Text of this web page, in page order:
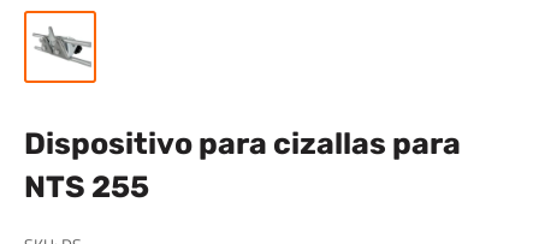
Dispositivo para cizallas para
NTS 255